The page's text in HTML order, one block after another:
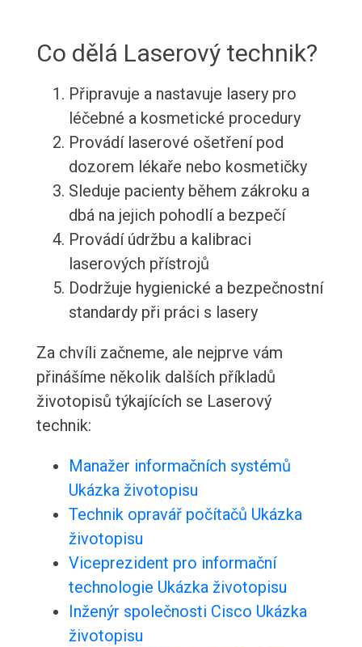
Co dělá Laserový technik?
Připravuje a nastavuje lasery pro
léčebné a kosmetické procedury
Provádí laserové ošetření pod
dozorem lékaře nebo kosmetičky
Sleduje pacienty během zákroku a
dbá na jejich pohodlí a bezpečí
Provádí údržbu a kalibraci
laserových přístrojů
Dodržuje hygienické a bezpečnostní
standardy při práci s lasery
Za chvíli začneme, ale nejprve vám
přinášíme několik dalších příkladů
životopisů týkajících se Laserový
technik:
Manažer informačních systémů
Ukázka životopisu
Technik opravář počítačů Ukázka
životopisu
Viceprezident pro informační
technologie Ukázka životopisu
Inženýr společnosti Cisco Ukázka
životopisu